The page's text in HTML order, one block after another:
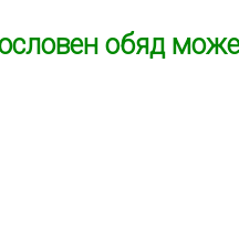
обяд